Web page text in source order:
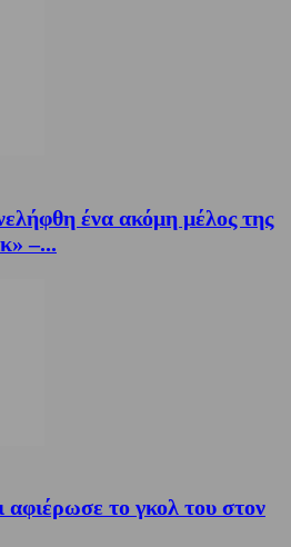
ένα ακόμη μέλος της
–...
το γκολ του στον